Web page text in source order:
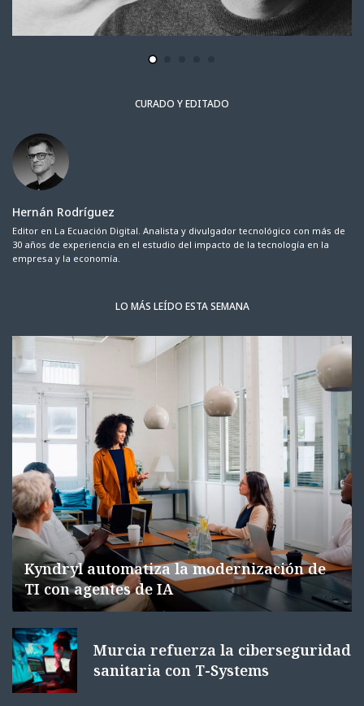
CURADO Y EDITADO
Hernán Rodríguez
Editor en La Ecuación Digital. Analista y divulgador tecnológico con más de
30 años de experiencia en el estudio del impacto de la tecnología en la
empresa y la economía.
LO MÁS LEÍDO ESTA SEMANA
Kyndryl automatiza la modernización de
TI con agentes de IA
Murcia refuerza la ciberseguridad
sanitaria con T-Systems